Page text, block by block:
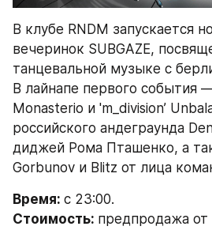
В клубе RNDM запускается
вечеринок SUBGAZE,
танцевальной музыке с
В лайнапе первого события
Monasterio и 'm_division’
российского андеграунда
диджей Рома Пташенко, а
Gorbunov и Blitz от лица
Время: с 23:00.
Стоимость: предпродажа от